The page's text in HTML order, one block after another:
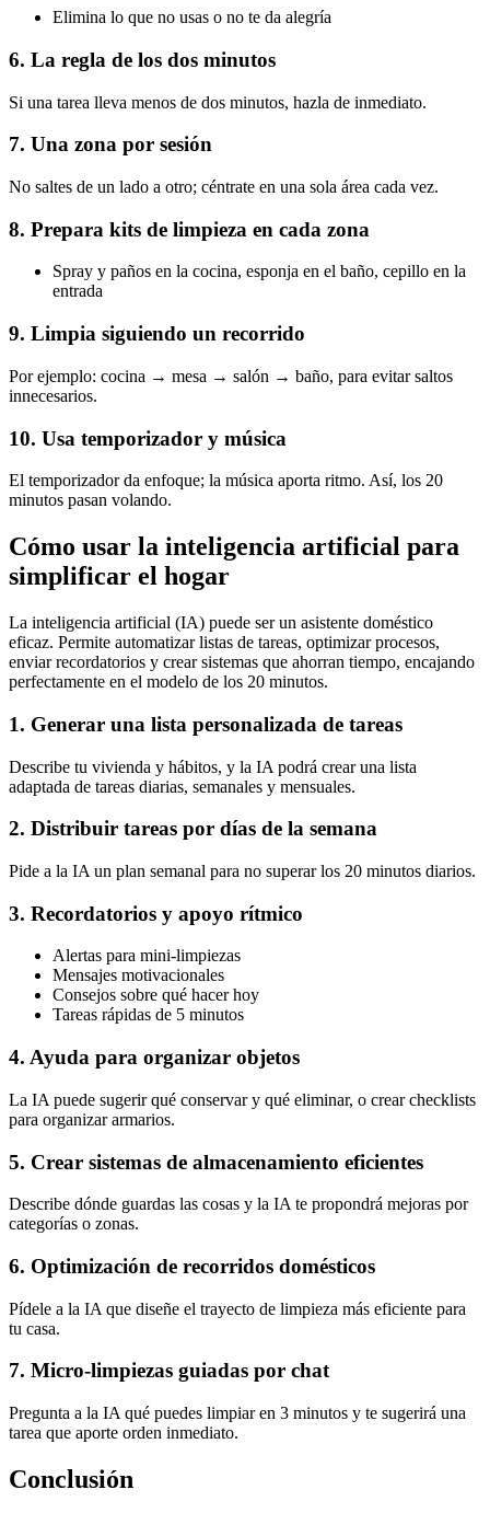
Elimina lo que no usas o no te da alegría
6. La regla de los dos minutos
Si una tarea lleva menos de dos minutos, hazla de inmediato.
7. Una zona por sesión
No saltes de un lado a otro; céntrate en una sola área cada vez.
8. Prepara kits de limpieza en cada zona
Spray y paños en la cocina, esponja en el baño, cepillo en la
entrada
9. Limpia siguiendo un recorrido
Por ejemplo: cocina → mesa → salón → baño, para evitar saltos
innecesarios.
10. Usa temporizador y música
El temporizador da enfoque; la música aporta ritmo. Así, los 20
minutos pasan volando.
Cómo usar la inteligencia artificial para
simplificar el hogar
La inteligencia artificial (IA) puede ser un asistente doméstico
eficaz. Permite automatizar listas de tareas, optimizar procesos,
enviar recordatorios y crear sistemas que ahorran tiempo, encajando
perfectamente en el modelo de los 20 minutos.
1. Generar una lista personalizada de tareas
Describe tu vivienda y hábitos, y la IA podrá crear una lista
adaptada de tareas diarias, semanales y mensuales.
2. Distribuir tareas por días de la semana
Pide a la IA un plan semanal para no superar los 20 minutos diarios.
3. Recordatorios y apoyo rítmico
Alertas para mini-limpiezas
Mensajes motivacionales
Consejos sobre qué hacer hoy
Tareas rápidas de 5 minutos
4. Ayuda para organizar objetos
La IA puede sugerir qué conservar y qué eliminar, o crear checklists
para organizar armarios.
5. Crear sistemas de almacenamiento eficientes
Describe dónde guardas las cosas y la IA te propondrá mejoras por
categorías o zonas.
6. Optimización de recorridos domésticos
Pídele a la IA que diseñe el trayecto de limpieza más eficiente para
tu casa.
7. Micro-limpiezas guiadas por chat
Pregunta a la IA qué puedes limpiar en 3 minutos y te sugerirá una
tarea que aporte orden inmediato.
Conclusión